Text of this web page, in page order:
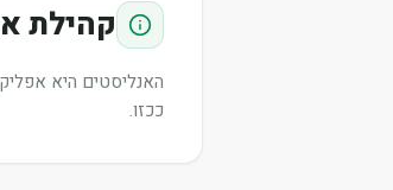
קהילת
האנליסטים היא
ככזו.